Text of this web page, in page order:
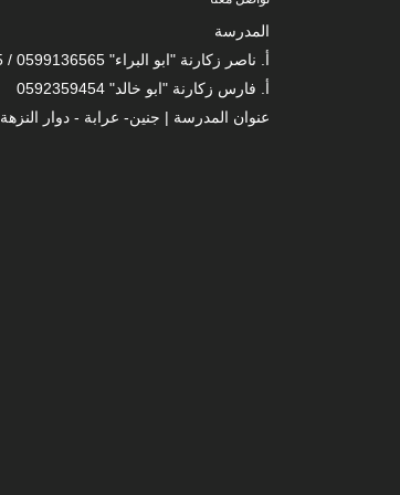
المدرسة
أ. ناصر زكارنة "ابو البراء" 0599136565 / 0569351335
أ. فارس زكارنة "ابو خالد" 0592359454
عنوان المدرسة | جنين- عرابة - دوار النزهة